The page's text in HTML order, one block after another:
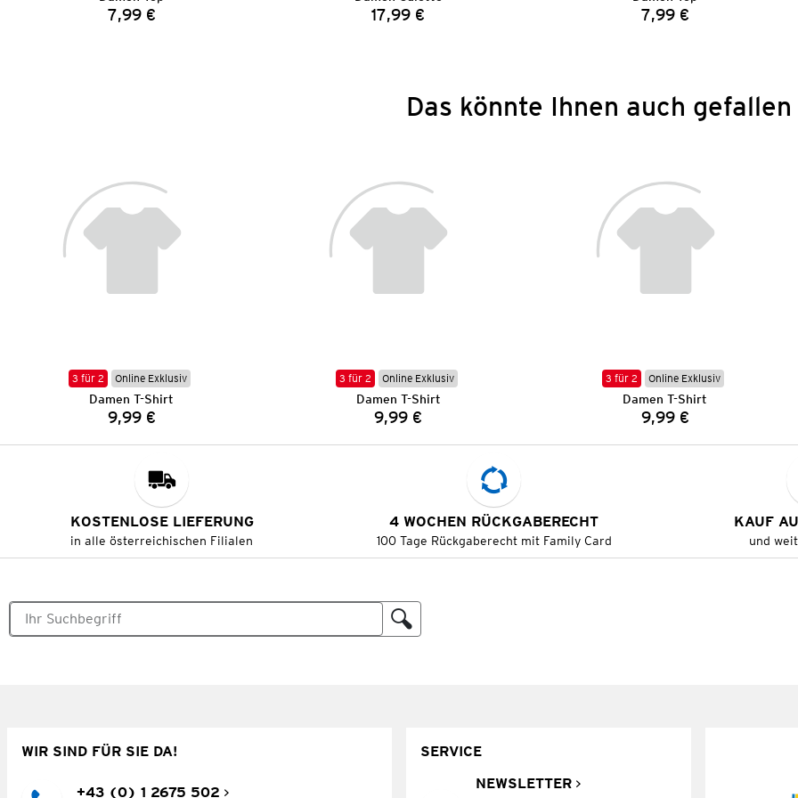
Preis:
7,99 € Preis:
17,99 € Preis:
7,99 €
Das könnte Ihnen auch gefallen
3 für 2 Online Exklusiv
Damen T-Shirt
Preis:
9,99 €
3 für 2 Online Exklusiv
Damen T-Shirt
Preis:
9,99 €
3 für 2 Online Exklusiv
Damen T-Shirt
Preis:
9,99 €
KOSTENLOSE LIEFERUNG
in alle österreichischen Filialen
4 WOCHEN RÜCKGABERECHT
100 Tage Rückgaberecht mit Family Card
KAUF
und
WIR SIND FÜR SIE DA!
+43 (0) 1 2675 502
SERVICE
NEWSLETTER